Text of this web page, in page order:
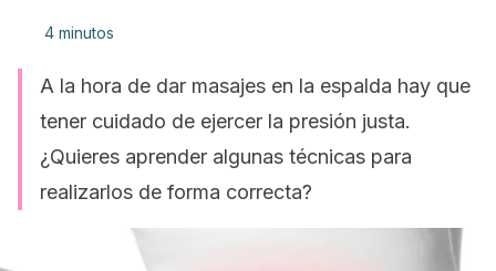
4 minutos
A la hora de dar masajes en la espalda hay que
tener cuidado de ejercer la presión justa.
¿Quieres aprender algunas técnicas para
realizarlos de forma correcta?